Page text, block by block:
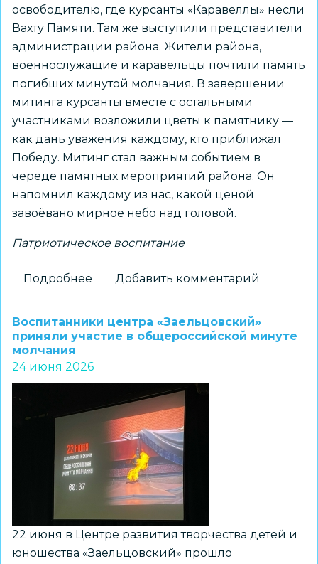
освободителю, где курсанты «Каравеллы» несли
Вахту Памяти. Там же выступили представители
администрации района. Жители района,
военнослужащие и каравельцы почтили память
погибших минутой молчания. В завершении
митинга курсанты вместе с остальными
участниками возложили цветы к памятнику —
как дань уважения каждому, кто приближал
Победу. Митинг стал важным событием в
череде памятных мероприятий района. Он
напомнил каждому из нас, какой ценой
завоёвано мирное небо над головой.
Патриотическое воспитание
Подробнее
курсанты
несли
Памяти
памятника
воину-
освободителю
Добавить комментарий
Воспитанники центра «Заельцовский»
приняли участие в общероссийской минуте
молчания
24 июня 2026
22 июня в Центре развития творчества детей и
юношества «Заельцовский» прошло